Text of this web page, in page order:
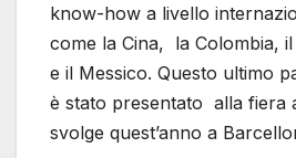
know-how a livello
come la Cina, la Colombia, il
e il Messico. Questo ultimo
è stato presentato alla fiera
svolge quest’anno a